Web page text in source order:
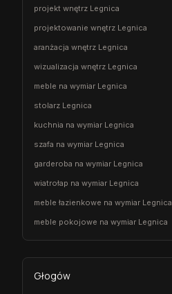
projekt wnętrz Legnica
projektowanie wnętrz Legnica
aranżacja wnętrz Legnica
wizualizacja wnętrz Legnica
meble na wymiar Legnica
stolarz Legnica
kuchnia na wymiar Legnica
szafa na wymiar Legnica
garderoba na wymiar Legnica
wiatrołap na wymiar Legnica
meble łazienkowe na wymiar Legnica
meble pokojowe na wymiar Legnica
Głogów